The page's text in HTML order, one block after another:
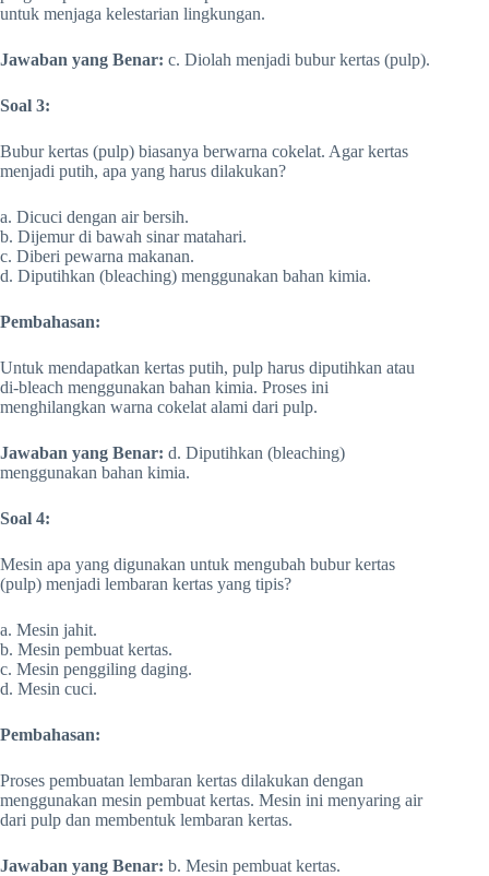
untuk menjaga kelestarian lingkungan.
Jawaban yang Benar: c. Diolah menjadi bubur kertas (pulp).
Soal 3:
Bubur kertas (pulp) biasanya berwarna cokelat. Agar kertas
menjadi putih, apa yang harus dilakukan?
a. Dicuci dengan air bersih.
b. Dijemur di bawah sinar matahari.
c. Diberi pewarna makanan.
d. Diputihkan (bleaching) menggunakan bahan kimia.
Pembahasan:
Untuk mendapatkan kertas putih, pulp harus diputihkan atau
di-bleach menggunakan bahan kimia. Proses ini
menghilangkan warna cokelat alami dari pulp.
Jawaban yang Benar: d. Diputihkan (bleaching)
menggunakan bahan kimia.
Soal 4:
Mesin apa yang digunakan untuk mengubah bubur kertas
(pulp) menjadi lembaran kertas yang tipis?
a. Mesin jahit.
b. Mesin pembuat kertas.
c. Mesin penggiling daging.
d. Mesin cuci.
Pembahasan:
Proses pembuatan lembaran kertas dilakukan dengan
menggunakan mesin pembuat kertas. Mesin ini menyaring air
dari pulp dan membentuk lembaran kertas.
Jawaban yang Benar: b. Mesin pembuat kertas.